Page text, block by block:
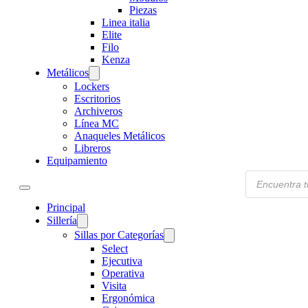
Piezas
Linea italia
Elite
Filo
Kenza
Metálicos
Lockers
Escritorios
Archiveros
Línea MC
Anaqueles Metálicos
Libreros
Equipamiento
Principal
Sillería
Sillas por Categorías
Select
Ejecutiva
Operativa
Visita
Ergonómica
Products
search